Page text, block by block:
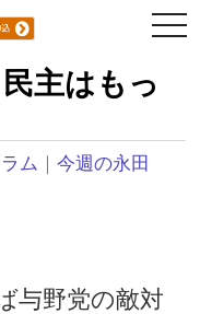
主はもっ
ム ｜今週の永田
与野党の敵対